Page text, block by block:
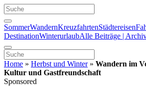
SommerWandernKreuzfahrtenStädtereisen
DestinationWinterurlaubAlle Beiträge |
Home » Herbst und Winter» Wandern im
Kultur und Gastfreundschaft
Sponsored